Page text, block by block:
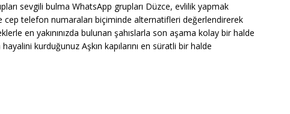
sevgili bulma WhatsApp grupları Düzce, evlilik yapmak
cep telefon numaraları biçiminde alternatifleri değerlendirerek
en yakınınızda bulunan şahıslarla son aşama kolay bir halde
kurduğunuz Aşkın kapılarını en süratli bir halde